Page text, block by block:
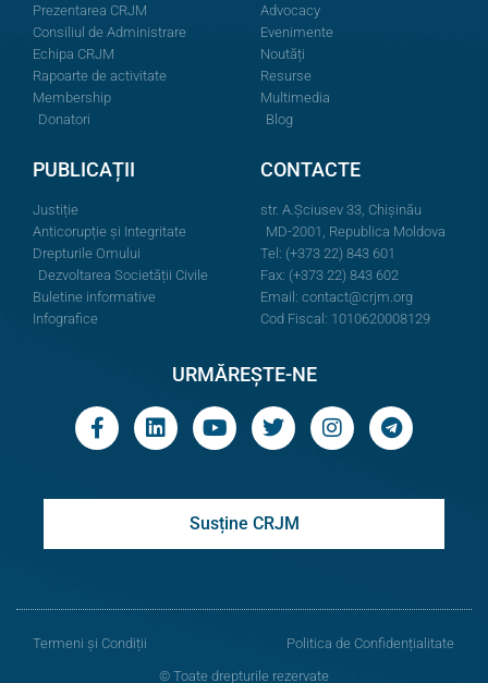
Prezentarea CRJM
Consiliul de Administrare
Echipa CRJM
Rapoarte de activitate
Membership
Donatori
Advocacy
Evenimente
Noutăți
Resurse
Multimedia
Blog
PUBLICAȚII
Justiție
Anticorupție și Integritate
Drepturile Omului
Dezvoltarea Societății Civile
Buletine informative
Infografice
CONTACTE
str. A.Şciusev 33, Chișinău
MD-2001, Republica Moldova
Tel: (+373 22) 843 601
Fax: (+373 22) 843 602
Email: contact@crjm.org
Cod Fiscal: 1010620008129
URMĂREȘTE-NE
Susține CRJM
Termeni și Condiții
Politica de Confidențialitate
© Toate drepturile rezervate